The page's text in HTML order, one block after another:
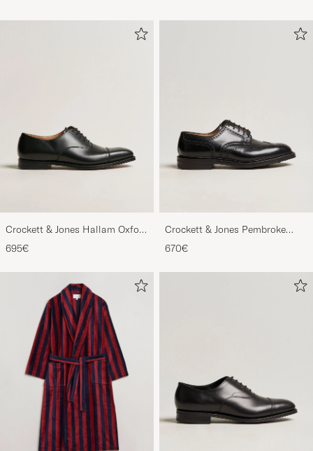
Crockett & Jones Hallam Oxford
Black Calf
695€
Crockett & Jones Pembroke
Derbys Black Calf
670€